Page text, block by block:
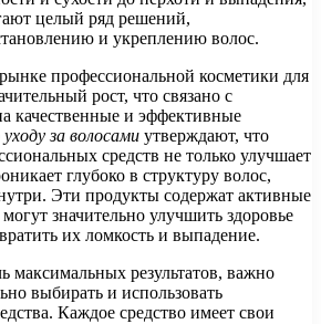
целый ряд решений,
и укреплению волос.
профессиональной косметики для
рост, что связано с
качественные и эффективные
за волосами утверждают, что
средств не только улучшает
глубоко в структуру волос,
Эти продукты содержат активные
значительно улучшить здоровье
их ломкость и выпадение.
максимальных результатов, важно
выбирать и использовать
Каждое средство имеет свои